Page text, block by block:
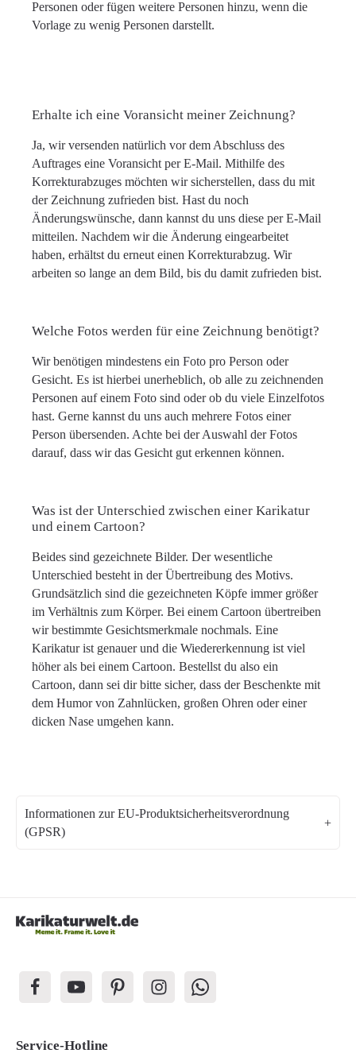
Personen oder fügen weitere Personen hinzu, wenn die
Vorlage zu wenig Personen darstellt.
Erhalte ich eine Voransicht meiner Zeichnung?
Ja, wir versenden natürlich vor dem Abschluss des
Auftrages eine Voransicht per E-Mail. Mithilfe des
Korrekturabzuges möchten wir sicherstellen, dass du mit
der Zeichnung zufrieden bist. Hast du noch
Änderungswünsche, dann kannst du uns diese per E-Mail
mitteilen. Nachdem wir die Änderung eingearbeitet
haben, erhältst du erneut einen Korrekturabzug. Wir
arbeiten so lange an dem Bild, bis du damit zufrieden bist.
Welche Fotos werden für eine Zeichnung benötigt?
Wir benötigen mindestens ein Foto pro Person oder
Gesicht. Es ist hierbei unerheblich, ob alle zu zeichnenden
Personen auf einem Foto sind oder ob du viele Einzelfotos
hast. Gerne kannst du uns auch mehrere Fotos einer
Person übersenden. Achte bei der Auswahl der Fotos
darauf, dass wir das Gesicht gut erkennen können.
Was ist der Unterschied zwischen einer Karikatur
und einem Cartoon?
Beides sind gezeichnete Bilder. Der wesentliche
Unterschied besteht in der Übertreibung des Motivs.
Grundsätzlich sind die gezeichneten Köpfe immer größer
im Verhältnis zum Körper. Bei einem Cartoon übertreiben
wir bestimmte Gesichtsmerkmale nochmals. Eine
Karikatur ist genauer und die Wiedererkennung ist viel
höher als bei einem Cartoon. Bestellst du also ein
Cartoon, dann sei dir bitte sicher, dass der Beschenkte mit
dem Humor von Zahnlücken, großen Ohren oder einer
dicken Nase umgehen kann.
Informationen zur EU-Produktsicherheitsverordnung
(GPSR)
Service-Hotline